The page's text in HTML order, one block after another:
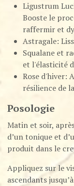
Ligustrum
Booste le
raffermir et
Astragale:
Squalane et
et l'élasticité
Rose d'hiver:
résilience de
Posologie
Matin et soir,
d’un tonique et
produit dans le
Appliquez sur le
ascendants